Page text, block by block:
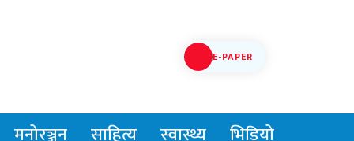
E-PAPER
मनोरञ्जन साहित्य स्वास्थ्य भिडियो